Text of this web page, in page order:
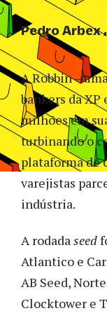
A Robbin –
bankers da XP
milhões em
turbinando o
plataforma de
varejistas
indústria.
A rodadaseed
Atlantico e
AB Seed,
Clocktower e
Pedro Arbex